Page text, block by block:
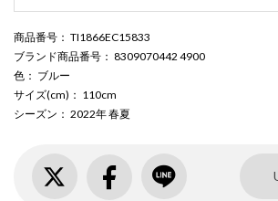
商品番号 ： TI1866EC15833
ブランド商品番号 ： 8309070442 4900
色 ： ブルー
サイズ(cm) ： 110cm
シーズン ： 2022年 春夏